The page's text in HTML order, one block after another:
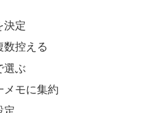
決定
数控える
選ぶ
メモに集約
定